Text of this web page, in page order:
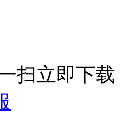
扫立即下载